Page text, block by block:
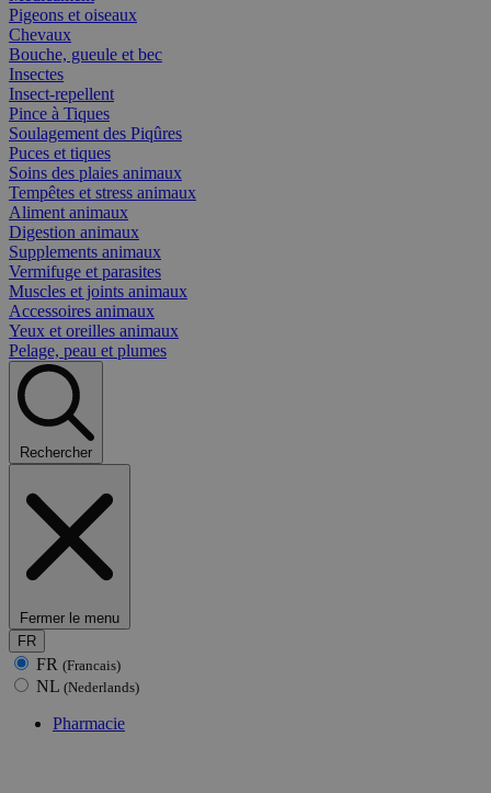
Pigeons et oiseaux
Chevaux
Bouche, gueule et bec
Insectes
Insect-repellent
Pince à Tiques
Soulagement des Piqûres
Puces et tiques
Soins des plaies animaux
Tempêtes et stress animaux
Aliment animaux
Digestion animaux
Supplements animaux
Vermifuge et parasites
Muscles et joints animaux
Accessoires animaux
Yeux et oreilles animaux
Pelage, peau et plumes
Rechercher
Fermer le menu
FR
FR (Francais)
NL (Nederlands)
Pharmacie